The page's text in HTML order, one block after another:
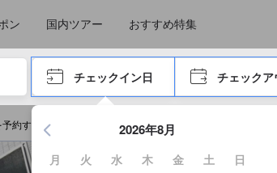
ン 国内ツアー おすすめ特集
ブキーで進み、エンターキーを押して内容を確定して、
チェックイン日 チェックア
エンターキーを押して日付選択画面の操作を
2026年8月
月 火 水 木 金 土
日
約する
ゲストから提供されています。実際の経験に基